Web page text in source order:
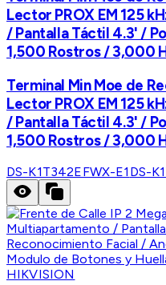
Lector PROX EM 125
/ Pantalla Táctil 4.3' /
1,500 Rostros / 3,000
Terminal Min Moe de
Lector PROX EM 125
/ Pantalla Táctil 4.3' /
1,500 Rostros / 3,000
DS-K1T342EFWX-E1 DS-
HIKVISION